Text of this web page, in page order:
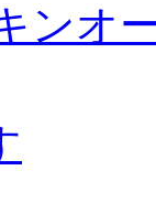
ンオ